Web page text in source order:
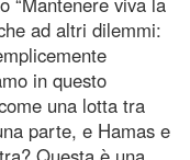
ad altri dilemmi:
in questo
una lotta tra
parte, e Hamas e